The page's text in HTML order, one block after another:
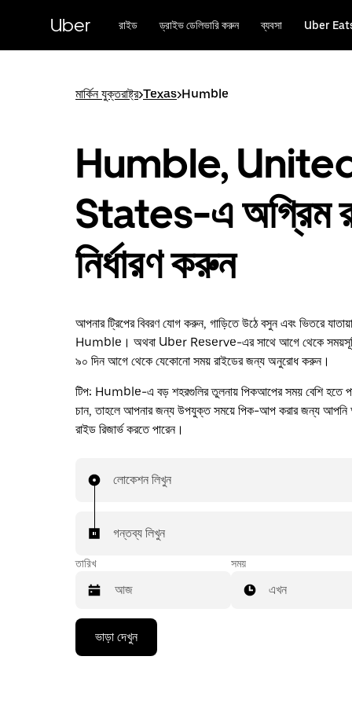
বিষয়সূচিতে
Uber রাইড ড্রাইভ ডেলিভারি করুন ব্যবসা Uber
মার্কিন যুক্তরাষ্ট্র>Texas>Humble
Humble,
States-এ অগ্রিম
নির্ধারণ করুন
আপনার ট্রিপের বিবরণ যোগ করুন, গাড়িতে উঠে বসুন এবং ভিতরে
Humble। অথবা Uber Reserve-এর সাথে আগে থেকে সময়সূচি
৯০ দিন আগে থেকে যেকোনো সময় রাইডের জন্য অনুরোধ করুন।
টিপ: Humble-এ বড় শহরগুলির তুলনায় পিকআপের সময় বেশি হতে
চান, তাহলে আপনার জন্য উপযুক্ত সময়ে পিক-আপ করার জন্য আপনি
রাইড রিজার্ভ করতে পারেন।
লোকেশন লিখুন
গন্তব্য লিখুন
তারিখ
Press
down
সময়
এখন
ভাড়া দেখুন